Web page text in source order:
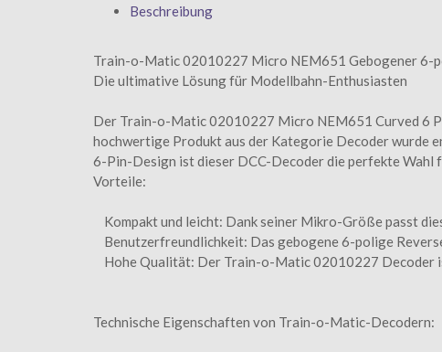
Beschreibung
Train-o-Matic 02010227 Micro NEM651 Gebogener 6-
Die ultimative Lösung für Modellbahn-Enthusiasten
Der Train-o-Matic 02010227 Micro NEM651 Curved 6
hochwertige Produkt aus der Kategorie Decoder wurde
6-Pin-Design ist dieser DCC-Decoder die perfekte Wahl
Vorteile:
Kompakt und leicht: Dank seiner Mikro-Größe passt
Benutzerfreundlichkeit: Das gebogene 6-polige
Hohe Qualität: Der Train-o-Matic 02010227 Decoder
Technische Eigenschaften von Train-o-Matic-Decodern: